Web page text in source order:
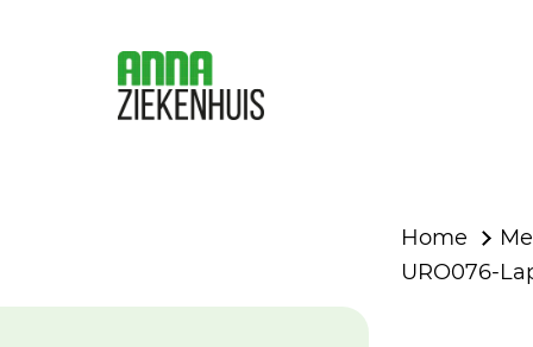
Home
URO076-